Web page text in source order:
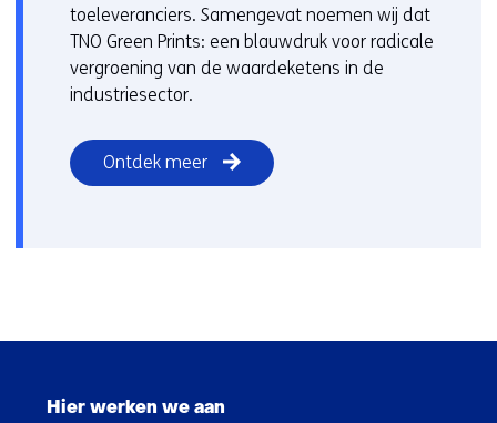
toeleveranciers. Samengevat noemen wij dat
TNO Green Prints: een blauwdruk voor radicale
vergroening van de waardeketens in de
industriesector.
Ontdek meer
Hier werken we aan